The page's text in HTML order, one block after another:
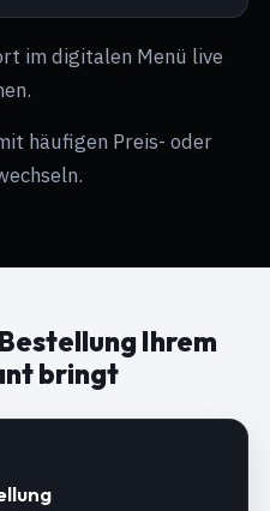
im digitalen Menü live
häufigen Preis- oder
Ihrem
bringt